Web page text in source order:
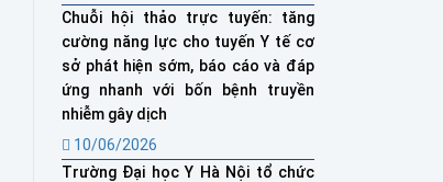
Chuỗi hội thảo trực tuyến: tăng
cường năng lực cho tuyến Y tế cơ
sở phát hiện sớm, báo cáo và đáp
ứng nhanh với bốn bệnh truyền
nhiễm gây dịch
10/06/2026
Trường Đại học Y Hà Nội tổ chức